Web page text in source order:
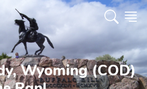
Wyoming (COD)